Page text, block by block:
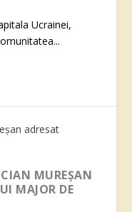
Ucrainei,
MUREȘAN
MAJOR DE